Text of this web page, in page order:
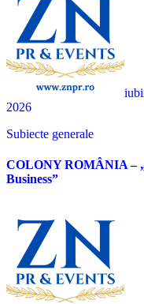
2026
Subiecte generale
COLONY ROMÂNIA –
Business”